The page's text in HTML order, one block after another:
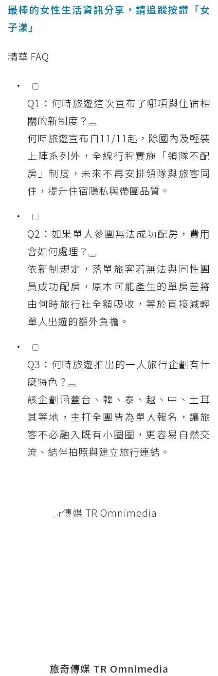
最棒的女性生活資訊分享，請追蹤按讚「女
子漾」
精華 FAQ
Q1：何時旅遊這次宣布了哪項與住宿相
關的新制度？
何時旅遊宣布自11/11起，除國內及輕裝
上陣系列外，全線行程實施「領隊不配
房」制度，未來不再安排領隊與旅客同
住，提升住宿隱私與帶團品質。
Q2：如果單人參團無法成功配房，費用
會如何處理？
依新制規定，落單旅客若無法與同性團
員成功配房，原本可能產生的單房差將
由何時旅行社全額吸收，等於直接減輕
單人出遊的額外負擔。
Q3：何時旅遊推出的一人旅行企劃有什
麼特色？
該企劃涵蓋台、韓、泰、越、中、土耳
其等地，主打全團皆為單人報名，讓旅
客不必融入既有小圈圈，更容易自然交
流、結伴拍照與建立旅行連結。
旅奇傳媒 TR Omnimedia